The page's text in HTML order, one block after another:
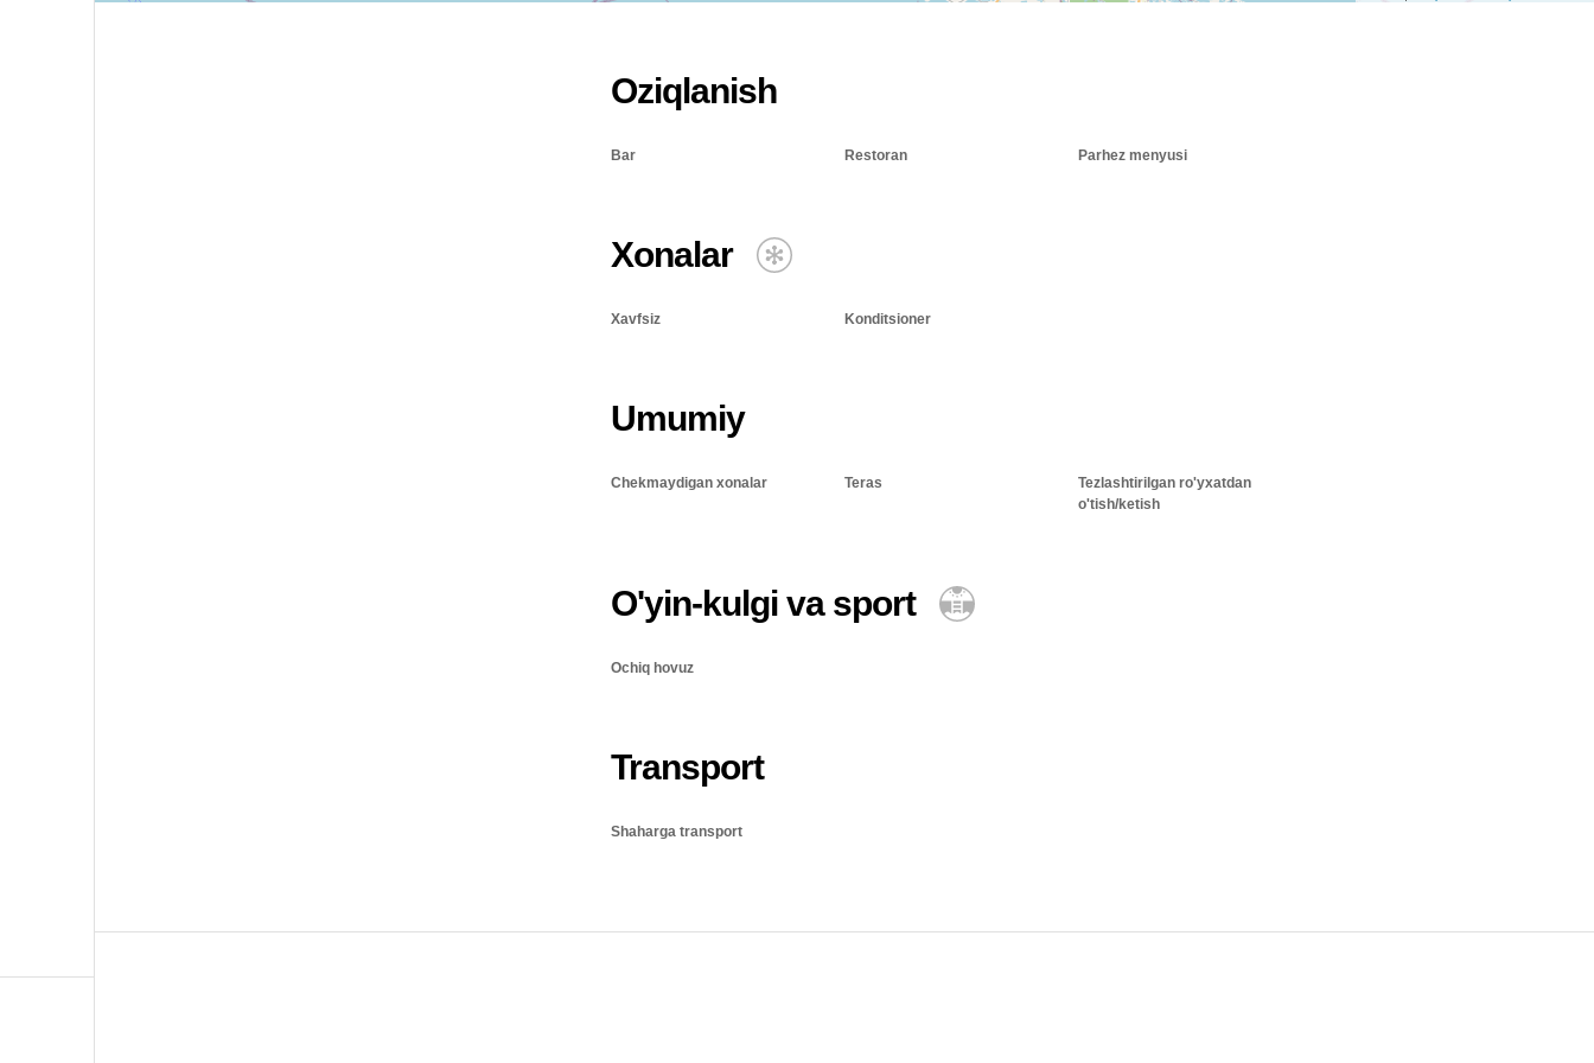
Oziqlanish
Bar Restoran Parhez menyusi
Xonalar
Xavfsiz Konditsioner
Umumiy
Chekmaydigan xonalar Teras
Tezlashtirilgan ro'yxatdan
o'tish/ketish
O'yin-kulgi va sport
Ochiq hovuz
Transport
Shaharga transport